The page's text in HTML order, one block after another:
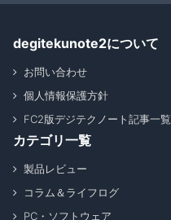
degitekunote2について
お問い合わせ
個人情報保護方針
FC2版デジテクノート記事一覧
カテゴリ一覧
製品レビュー
コラム＆ライフログ
PC・ソフトウェア